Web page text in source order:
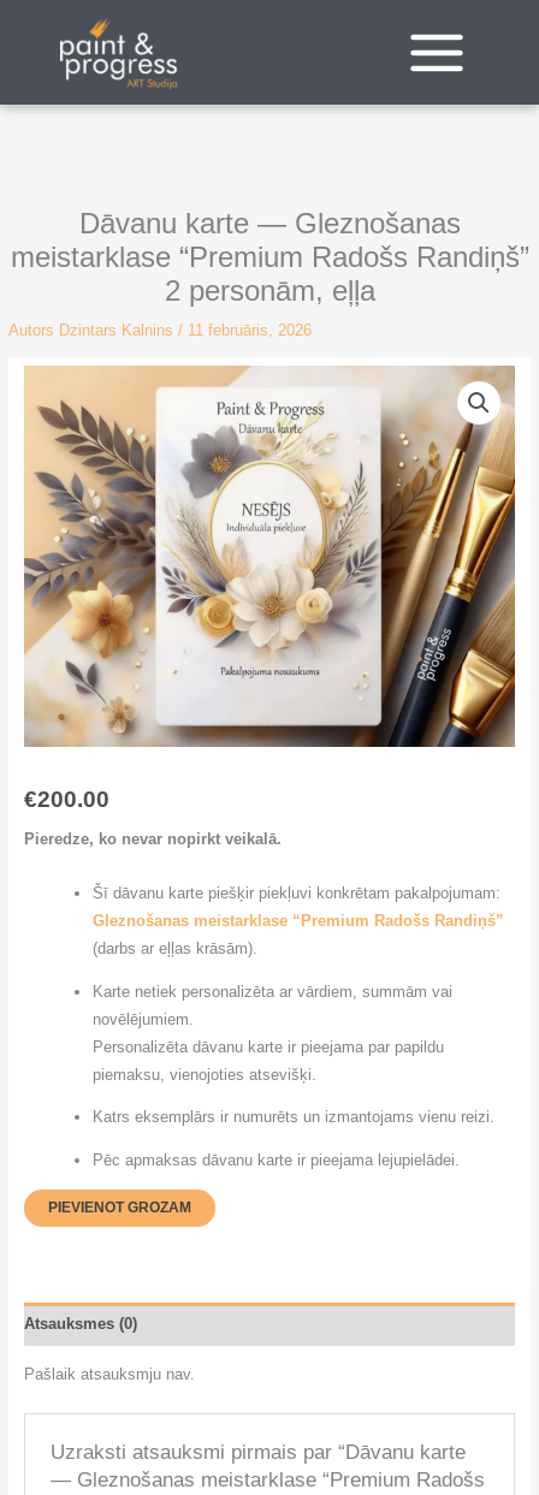
Dāvanu karte — Gleznošanas
meistarklase “Premium Radošs Randiņš”
2 personām, eļļa
Autors Dzintars Kalnins / 11 februāris, 2026
€200.00
Pieredze, ko nevar nopirkt veikalā.
Šī dāvanu karte piešķir piekļuvi konkrētam pakalpojumam:
Gleznošanas meistarklase “Premium Radošs Randiņš”
(darbs ar eļļas krāsām).
Karte netiek personalizēta ar vārdiem, summām vai
novēlējumiem.
Personalizēta dāvanu karte ir pieejama par papildu
piemaksu, vienojoties atsevišķi.
Katrs eksemplārs ir numurēts un izmantojams vienu reizi.
Pēc apmaksas dāvanu karte ir pieejama lejupielādei.
PIEVIENOT GROZAM
Atsauksmes (0)
Pašlaik atsauksmju nav.
Uzraksti atsauksmi pirmais par “Dāvanu karte
— Gleznošanas meistarklase “Premium Radošs